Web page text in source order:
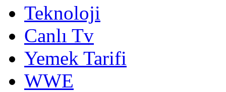
Teknoloji
Canlı Tv
Yemek Tarifi
WWE